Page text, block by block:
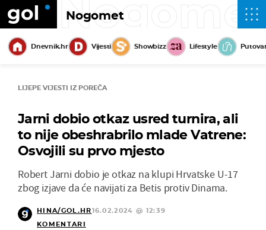
Nogomet
Dnevnik.hr Vijesti Showbizz Lifestyle
LIJEPE VIJESTI IZ POREČA
Jarni dobio otkaz usred turnira, ali
to nije obeshrabrilo mlade Vatrene:
Osvojili su prvo mjesto
Robert Jarni dobio je otkaz na klupi Hrvatske U-17
zbog izjave da će navijati za Betis protiv Dinama.
HINA/GOL.HR16.02.2024 @ 12:39
KOMENTARI